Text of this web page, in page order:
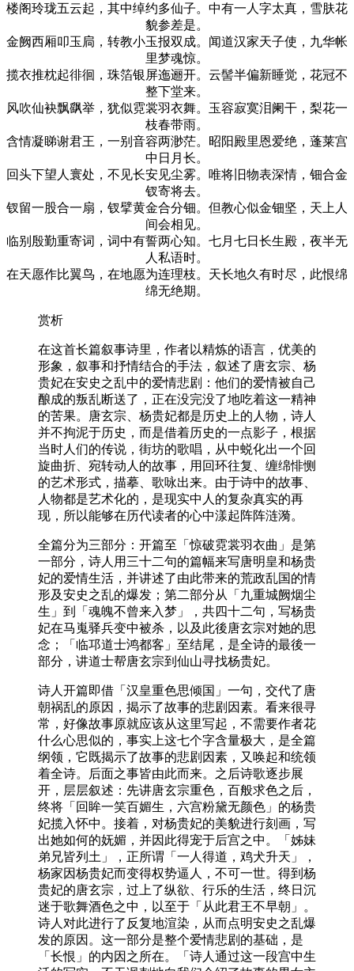
楼阁玲珑五云起，其中绰约多仙子。中有一人字太真，雪肤花
貌参差是。
金阙西厢叩玉扃，转教小玉报双成。闻道汉家天子使，九华帐
里梦魂惊。
揽衣推枕起徘徊，珠箔银屏迤逦开。云髻半偏新睡觉，花冠不
整下堂来。
风吹仙袂飘飖举，犹似霓裳羽衣舞。玉容寂寞泪阑干，梨花一
枝春带雨。
含情凝睇谢君王，一别音容两渺茫。昭阳殿里恩爱绝，蓬莱宫
中日月长。
回头下望人寰处，不见长安见尘雾。唯将旧物表深情，钿合金
钗寄将去。
钗留一股合一扇，钗擘黄金合分钿。但教心似金钿坚，天上人
间会相见。
临别殷勤重寄词，词中有誓两心知。七月七日长生殿，夜半无
人私语时。
在天愿作比翼鸟，在地愿为连理枝。天长地久有时尽，此恨绵
绵无绝期。
赏析
在这首长篇叙事诗里，作者以精炼的语言，优美的
形象，叙事和抒情结合的手法，叙述了唐玄宗、杨
贵妃在安史之乱中的爱情悲剧：他们的爱情被自己
酿成的叛乱断送了，正在没完没了地吃着这一精神
的苦果。唐玄宗、杨贵妃都是历史上的人物，诗人
并不拘泥于历史，而是借着历史的一点影子，根据
当时人们的传说，街坊的歌唱，从中蜕化出一个回
旋曲折、宛转动人的故事，用回环往复、缠绵悱恻
的艺术形式，描摹、歌咏出来。由于诗中的故事、
人物都是艺术化的，是现实中人的复杂真实的再
现，所以能够在历代读者的心中漾起阵阵涟漪。
全篇分为三部分：开篇至「惊破霓裳羽衣曲」是第
一部分，诗人用三十二句的篇幅来写唐明皇和杨贵
妃的爱情生活，并讲述了由此带来的荒政乱国的情
形及安史之乱的爆发；第二部分从「九重城阙烟尘
生」到「魂魄不曾来入梦」，共四十二句，写杨贵
妃在马嵬驿兵变中被杀，以及此後唐玄宗对她的思
念；「临邛道士鸿都客」至结尾，是全诗的最後一
部分，讲道士帮唐玄宗到仙山寻找杨贵妃。
诗人开篇即借「汉皇重色思倾国」一句，交代了唐
朝祸乱的原因，揭示了故事的悲剧因素。看来很寻
常，好像故事原就应该从这里写起，不需要作者花
什么心思似的，事实上这七个字含量极大，是全篇
纲领，它既揭示了故事的悲剧因素，又唤起和统领
着全诗。后面之事皆由此而来。之后诗歌逐步展
开，层层叙述：先讲唐玄宗重色，百般求色之后，
终将「回眸一笑百媚生，六宫粉黛无颜色」的杨贵
妃揽入怀中。接着，对杨贵妃的美貌进行刻画，写
出她如何的妩媚，并因此得宠于后宫之中。「姊妹
弟兄皆列土」，正所谓「一人得道，鸡犬升天」，
杨家因杨贵妃而变得权势逼人，不可一世。得到杨
贵妃的唐玄宗，过上了纵欲、行乐的生活，终日沉
迷于歌舞酒色之中，以至于「从此君王不早朝」。
诗人对此进行了反复地渲染，从而点明安史之乱爆
发的原因。这一部分是整个爱情悲剧的基础，是
「长恨」的内因之所在。「诗人通过这一段宫中生